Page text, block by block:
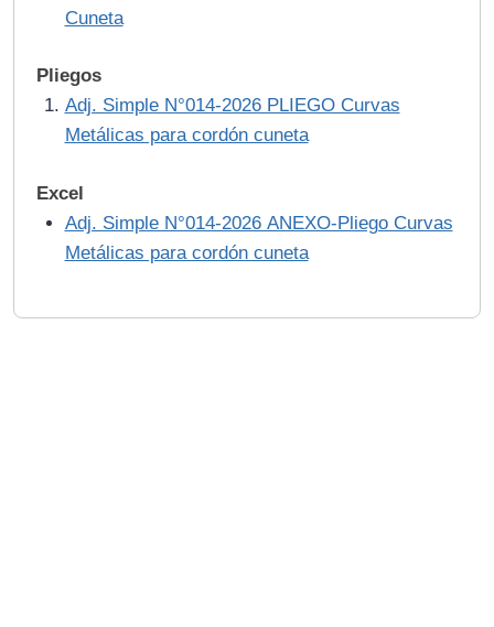
Cuneta
Pliegos
Adj. Simple N°014-2026 PLIEGO Curvas
Metálicas para cordón cuneta
Excel
Adj. Simple N°014-2026 ANEXO-Pliego Curvas
Metálicas para cordón cuneta